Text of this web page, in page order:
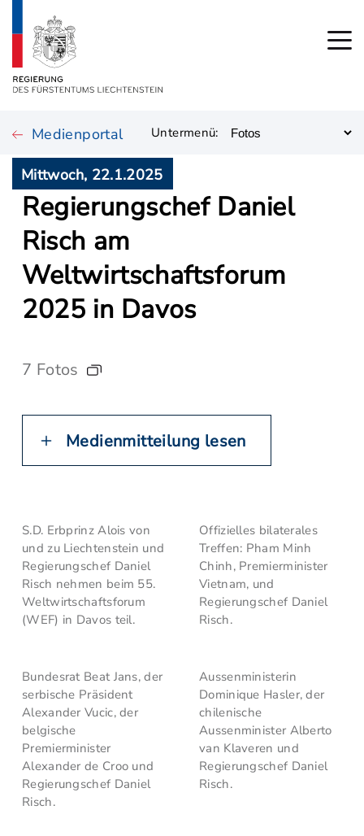
Medienportal Untermenü:
Mittwoch, 22.1.2025
Regierungschef Daniel
Risch am
Weltwirtschaftsforum
2025 in Davos
7 Fotos
Medienmitteilung lesen
S.D. Erbprinz Alois von
und zu Liechtenstein und
Regierungschef Daniel
Risch nehmen beim 55.
Weltwirtschaftsforum
(WEF) in Davos teil.
Offizielles bilaterales
Treffen: Pham Minh
Chinh, Premierminister
Vietnam, und
Regierungschef Daniel
Risch.
Bundesrat Beat Jans, der
serbische Präsident
Alexander Vucic, der
belgische
Premierminister
Alexander de Croo und
Regierungschef Daniel
Risch.
Aussenministerin
Dominique Hasler, der
chilenische
Aussenminister Alberto
van Klaveren und
Regierungschef Daniel
Risch.